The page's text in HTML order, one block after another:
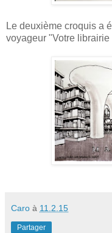
Le deuxième croquis a
voyageur "Votre librairie
Caro à 11.2.15
Partager